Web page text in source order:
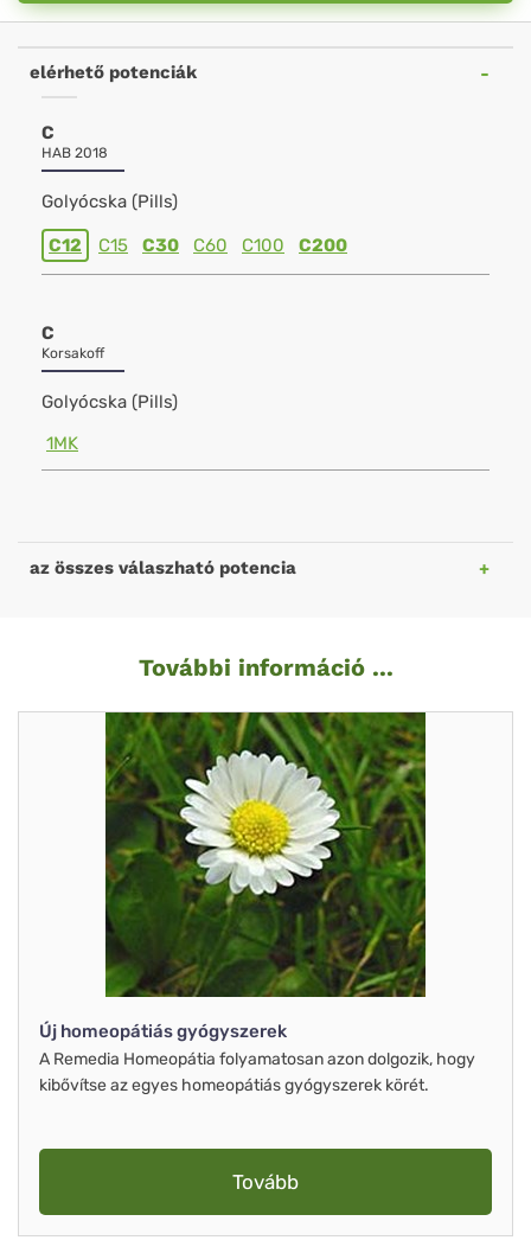
elérhető potenciák
C
HAB 2018
Golyócska (Pills)
C12 C15 C30 C60 C100 C200
C
Korsakoff
Golyócska (Pills)
1MK
az összes válaszható potencia
További információ ...
Új homeopátiás gyógyszerek
A Remedia Homeopátia folyamatosan azon dolgozik, hogy
kibővítse az egyes homeopátiás gyógyszerek körét.
Tovább